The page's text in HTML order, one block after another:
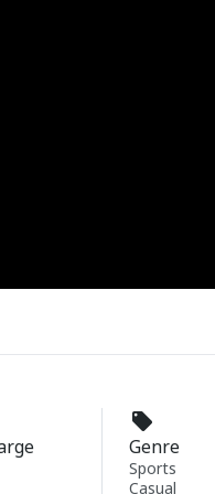
Genre
Sports
Casual